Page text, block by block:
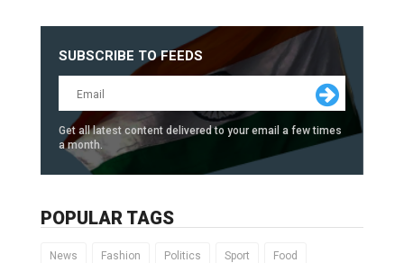
SUBSCRIBE TO FEEDS
Get all latest content delivered to your email a few times
a month.
POPULAR TAGS
News Fashion Politics Sport Food